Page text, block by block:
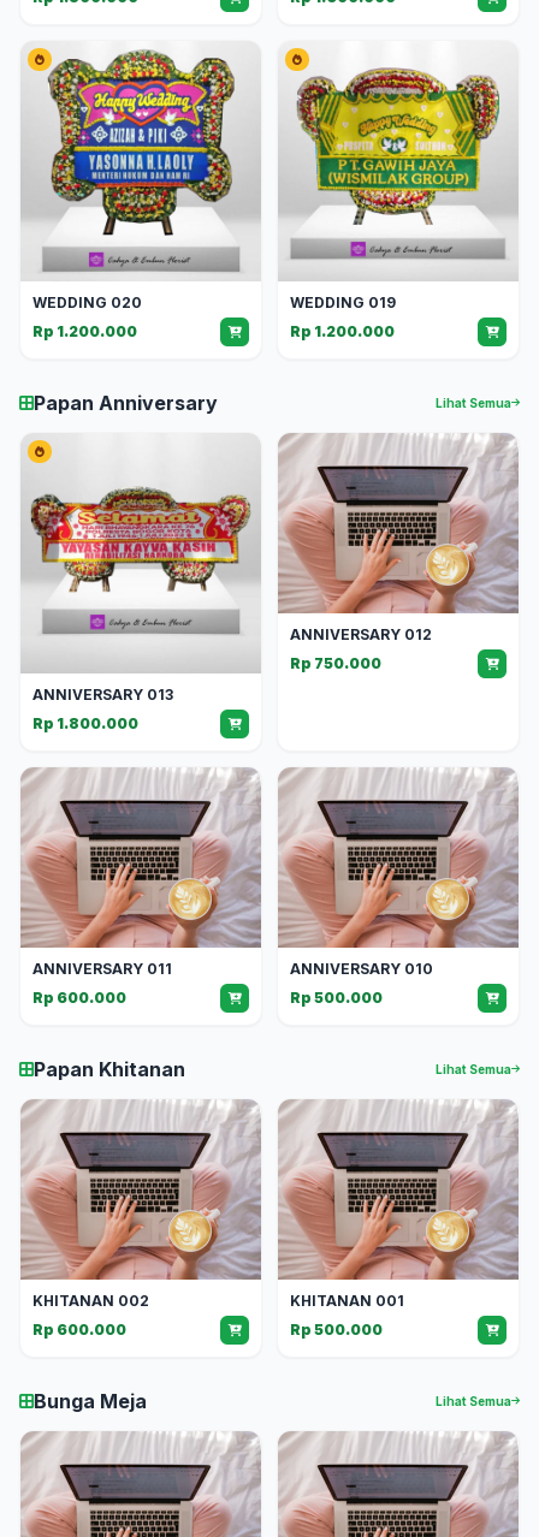
WEDDING 020
Rp 1.200.000
WEDDING 019
Rp 1.200.000
Papan Anniversary Lihat Semua
ANNIVERSARY 013
Rp 1.800.000
ANNIVERSARY 012
Rp 750.000
ANNIVERSARY 011
Rp 600.000
ANNIVERSARY 010
Rp 500.000
Papan Khitanan Lihat Semua
KHITANAN 002
Rp 600.000
KHITANAN 001
Rp 500.000
Bunga Meja Lihat Semua